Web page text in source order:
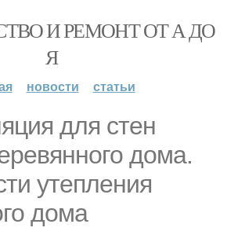
И РЕМОНТ ОТ А ДО
Я
новости статьи
для стен
дома.
утепления
дома